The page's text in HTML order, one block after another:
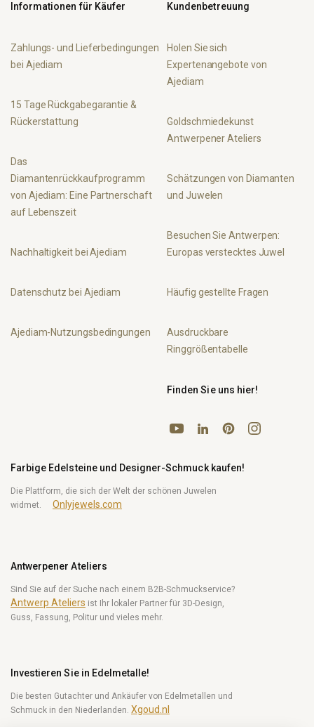
Informationen für Käufer
Zahlungs- und Lieferbedingungen
bei Ajediam
15 Tage Rückgabegarantie &
Rückerstattung
Das
Diamantenrückkaufprogramm
von Ajediam: Eine Partnerschaft
auf Lebenszeit
Nachhaltigkeit bei Ajediam
Datenschutz bei Ajediam
Ajediam-Nutzungsbedingungen
Kundenbetreuung
Holen Sie sich
Expertenangebote von
Ajediam
Goldschmiedekunst
Antwerpener Ateliers
Schätzungen von Diamanten
und Juwelen
Besuchen Sie Antwerpen:
Europas verstecktes Juwel
Häufig gestellte Fragen
Ausdruckbare
Ringgrößentabelle
Farbige Edelsteine und Designer-Schmuck kaufen!
Die Plattform, die sich der Welt der schönen Juwelen
widmet.
Onlyjewels.com
Antwerpener Ateliers
Sind Sie auf der Suche nach einem B2B-Schmuckservice?
Antwerp Ateliers ist Ihr lokaler Partner für 3D-Design,
Guss, Fassung, Politur und vieles mehr.
Investieren Sie in Edelmetalle!
Die besten Gutachter und Ankäufer von Edelmetallen und
Schmuck in den Niederlanden. Xgoud.nl
Finden Sie uns hier!
YouTubeLinkedInPinterestInstagram